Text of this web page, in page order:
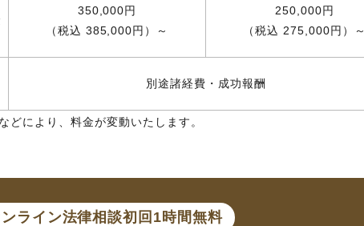
350,000円
（税込 385,000円）～
250,000円
（税込 275,000円）～
別途諸経費・成功報酬
により、料金が変動いたします。
ライン法律相談初回1時間無料